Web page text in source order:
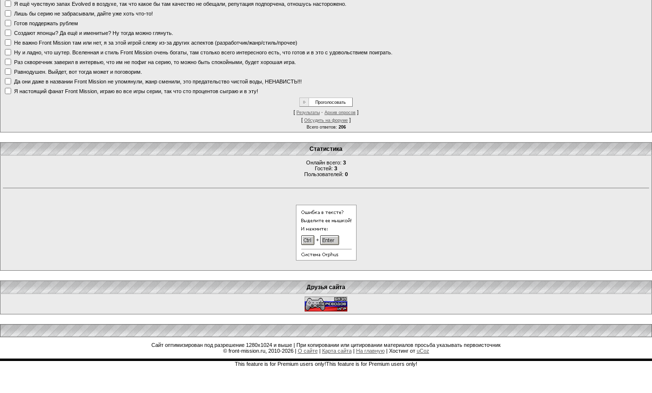
Я ещё чувствую запах Evolved в воздухе, так что какое бы там качество не обещали, репутация подпорчена, отношусь насторожено.
Лишь бы серию не забрасывали, дайте уже хоть что-то!
Готов поддержать рублем
Создают японцы? Да ещё и именитые? Ну тогда можно глянуть.
Не важно Front Mission там или нет, я за этой игрой слежу из-за других аспектов (разработчик/жанр/стиль/прочее)
Ну и ладно, что шутер. Вселенная и стиль Front Mission очень богаты, там столько всего интересного есть, что готов и в это с удовольствием поиграть.
Раз скворечник заверил в интервью, что им не пофиг на серию, то можно быть спокойными, будет хорошая игра.
Равнодушен. Выйдет, вот тогда может и поговорим.
Да они даже в названии Front Mission не упомянули, жанр сменили, это предательство чистой воды, НЕНАВИСТЬ!!!
Я настоящий фанат Front Mission, играю во все игры серии, так что сто процентов сыграю и в эту!
[ Результаты · Архив опросов ]
[ Обсудить на форуме ]
Всего ответов: 206
Статистика
Онлайн всего: 3
Гостей: 3
Пользователей: 0
Друзья сайта
Сайт оптимизирован под разрешение 1280x1024 и выше | При копировании или цитировании материалов просьба указывать первоисточник
© front-mission.ru, 2010-2026| О сайте| Карта сайта| На главную| Хостинг от uCoz
This feature is for Premium users only!This feature is for Premium users only!